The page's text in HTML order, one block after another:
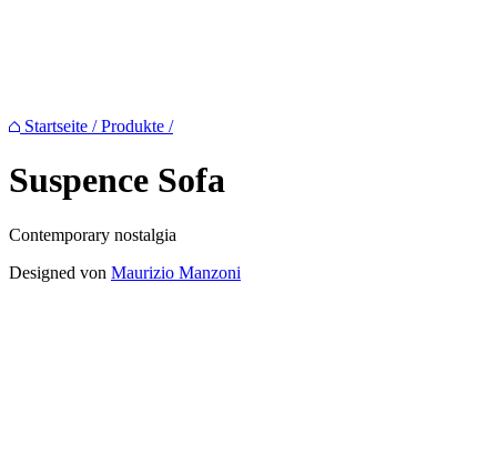
Startseite / Produkte /
Suspence Sofa
Contemporary nostalgia
Designed von Maurizio Manzoni